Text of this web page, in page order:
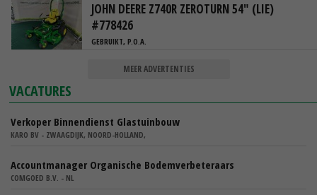
JOHN DEERE Z740R ZEROTURN 54" (LIE)
#778426
GEBRUIKT, P.O.A.
MEER ADVERTENTIES
VACATURES
Verkoper Binnendienst Glastuinbouw
KARO BV - ZWAAGDIJK, NOORD-HOLLAND,
Accountmanager Organische Bodemverbeteraars
COMGOED B.V. - NL